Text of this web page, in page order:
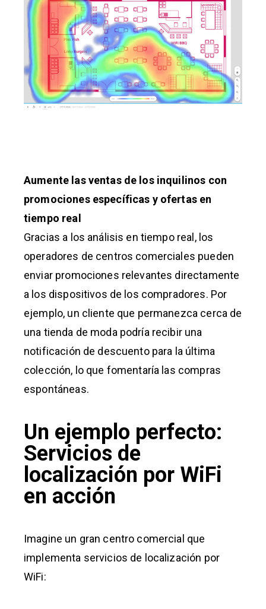
Aumente las ventas de los inquilinos con
promociones específicas y ofertas en
tiempo real
Gracias a los análisis en tiempo real, los
operadores de centros comerciales pueden
enviar promociones relevantes directamente
a los dispositivos de los compradores. Por
ejemplo, un cliente que permanezca cerca de
una tienda de moda podría recibir una
notificación de descuento para la última
colección, lo que fomentaría las compras
espontáneas.
Un ejemplo perfecto:
Servicios de
localización por WiFi
en acción
Imagine un gran centro comercial que
implementa servicios de localización por
WiFi: